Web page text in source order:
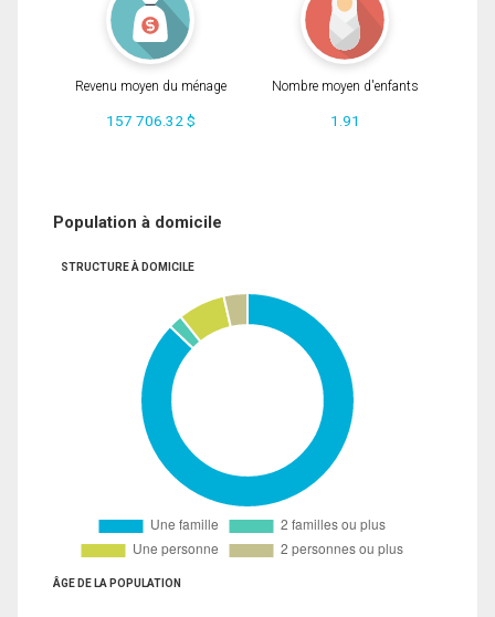
Revenu moyen du ménage
157 706.32 $
Nombre moyen d'enfants
1.91
Population à domicile
STRUCTURE À DOMICILE
ÂGE DE LA POPULATION